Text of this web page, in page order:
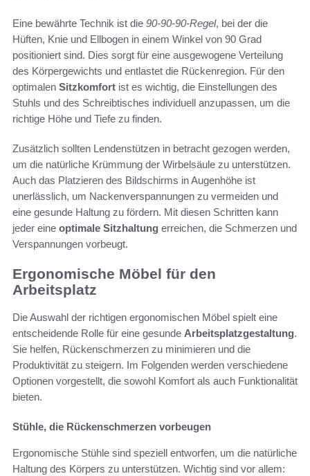
Eine bewährte Technik ist die 90-90-90-Regel, bei der die
Hüften, Knie und Ellbogen in einem Winkel von 90 Grad
positioniert sind. Dies sorgt für eine ausgewogene Verteilung
des Körpergewichts und entlastet die Rückenregion. Für den
optimalen Sitzkomfort ist es wichtig, die Einstellungen des
Stuhls und des Schreibtisches individuell anzupassen, um die
richtige Höhe und Tiefe zu finden.
Zusätzlich sollten Lendenstützen in betracht gezogen werden,
um die natürliche Krümmung der Wirbelsäule zu unterstützen.
Auch das Platzieren des Bildschirms in Augenhöhe ist
unerlässlich, um Nackenverspannungen zu vermeiden und
eine gesunde Haltung zu fördern. Mit diesen Schritten kann
jeder eine optimale Sitzhaltung erreichen, die Schmerzen und
Verspannungen vorbeugt.
Ergonomische Möbel für den
Arbeitsplatz
Die Auswahl der richtigen ergonomischen Möbel spielt eine
entscheidende Rolle für eine gesunde Arbeitsplatzgestaltung.
Sie helfen, Rückenschmerzen zu minimieren und die
Produktivität zu steigern. Im Folgenden werden verschiedene
Optionen vorgestellt, die sowohl Komfort als auch Funktionalität
bieten.
Stühle, die Rückenschmerzen vorbeugen
Ergonomische Stühle sind speziell entworfen, um die natürliche
Haltung des Körpers zu unterstützen. Wichtig sind vor allem: